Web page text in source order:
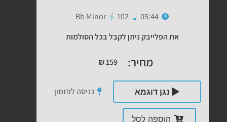
05:44
102
Bb Minor
את הפלייבק ניתן לקבל בכל הסולמות
מחיר: ₪159
נגן דוגמא כניסה לפזמון
הוספה לסל